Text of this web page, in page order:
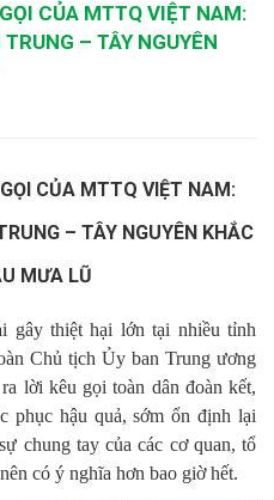
CỦA MTTQ VIỆT NAM:
– TÂY NGUYÊN
CỦA MTTQ VIỆT NAM:
– TÂY NGUYÊN KHẮC
MƯA LŨ
gây thiệt hại lớn tại nhiều tỉnh
Chủ tịch Ủy ban Trung ương
lời kêu gọi toàn dân đoàn kết,
phục hậu quả, sớm ổn định lại
chung tay của các cơ quan, tổ
có ý nghĩa hơn bao giờ hết.